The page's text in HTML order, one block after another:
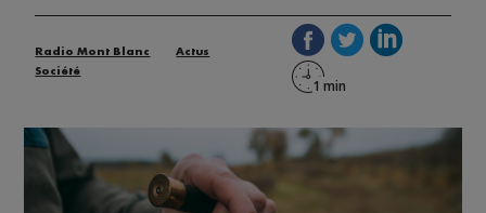
Radio Mont Blanc
Actus
Société